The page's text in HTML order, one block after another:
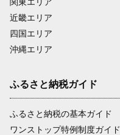
近畿エリア
四国エリア
沖縄エリア
ふるさと納税ガイド
ふるさと納税の基本ガイド
ワンストップ特例制度ガイド